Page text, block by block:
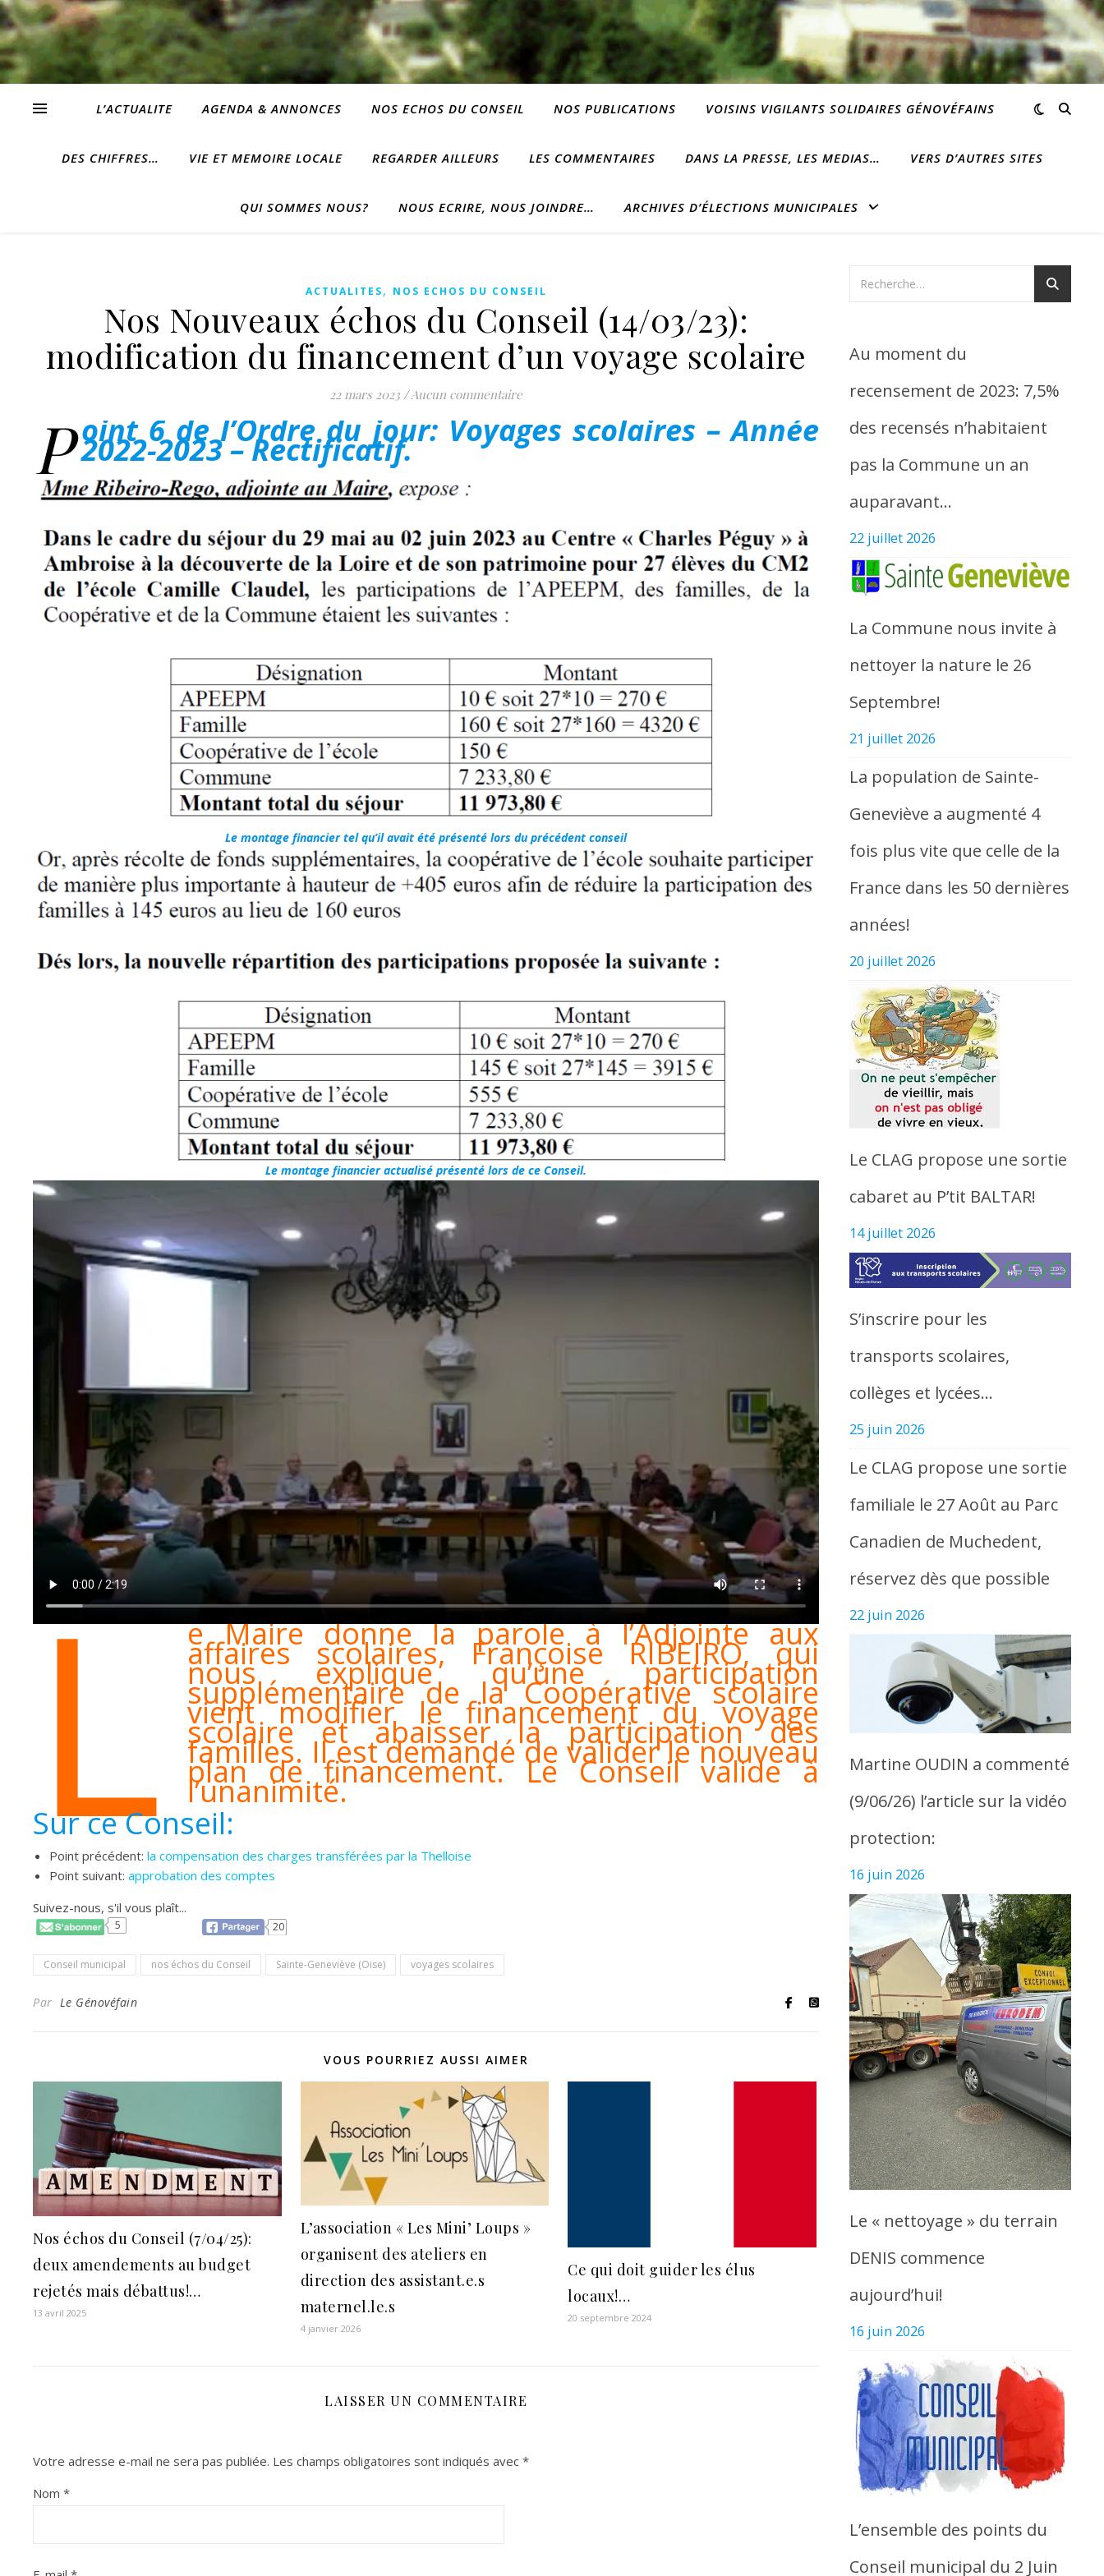
L’ACTUALITE AGENDA & ANNONCES NOS ECHOS DU CONSEIL NOS PUBLICATIONS VOISINS VIGILANTS SOLIDAIRES GÉNOVÉFAINS
DES CHIFFRES… VIE ET MEMOIRE LOCALE REGARDER AILLEURS LES COMMENTAIRES DANS LA PRESSE, LES MEDIAS… VERS D’AUTRES SITES
QUI SOMMES NOUS? NOUS ECRIRE, NOUS JOINDRE… ARCHIVES D’ÉLECTIONS MUNICIPALES
ACTUALITES, NOS ECHOS DU CONSEIL
Nos Nouveaux échos du Conseil (14/03/23):
modification du financement d’un voyage scolaire
22 mars 2023 /Aucun commentaire
P oint 6 de l’Ordre du jour: Voyages scolaires – Année
2022-2023 – Rectificatif.
Le montage financier tel qu’il avait été présenté lors du précédent conseil
Le montage financier actualisé présenté lors de ce Conseil.
L e Maire donne la parole à l’Adjointe aux
affaires scolaires, Françoise RIBEIRO, qui
nous explique qu’une participation
supplémentaire de la Coopérative scolaire
vient modifier le financement du voyage
scolaire et abaisser la participation des
familles. Il est demandé de valider le nouveau
plan de financement. Le Conseil valide à
l’unanimité.
Sur ce Conseil:
Point précédent: la compensation des charges transférées par la Thelloise
Point suivant: approbation des comptes
Suivez-nous, s'il vous plaît...
5 20
Conseil municipal nos échos du Conseil Sainte-Geneviève (Oise) voyages scolaires
Par Le Génovéfain
VOUS POURRIEZ AUSSI AIMER
Nos échos du Conseil (7/04/25):
deux amendements au budget
rejetés mais débattus!…
13 avril 2025
L’association « Les Mini’ Loups »
organisent des ateliers en
direction des assistant.e.s
maternel.le.s
4 janvier 2026
Ce qui doit guider les élus
locaux!…
20 septembre 2024
LAISSER UN COMMENTAIRE
Votre adresse e-mail ne sera pas publiée. Les champs obligatoires sont indiqués avec *
Nom *
Au moment du
recensement de 2023: 7,5%
des recensés n’habitaient
pas la Commune un an
auparavant…
22 juillet 2026
La Commune nous invite à
nettoyer la nature le 26
Septembre!
21 juillet 2026
La population de Sainte-
Geneviève a augmenté 4
fois plus vite que celle de la
France dans les 50 dernières
années!
20 juillet 2026
Le CLAG propose une sortie
cabaret au P’tit BALTAR!
14 juillet 2026
S’inscrire pour les
transports scolaires,
collèges et lycées…
25 juin 2026
Le CLAG propose une sortie
familiale le 27 Août au Parc
Canadien de Muchedent,
réservez dès que possible
22 juin 2026
Martine OUDIN a commenté
(9/06/26) l’article sur la vidéo
protection:
16 juin 2026
Le « nettoyage » du terrain
DENIS commence
aujourd’hui!
16 juin 2026
L’ensemble des points du
Conseil municipal du 2 Juin